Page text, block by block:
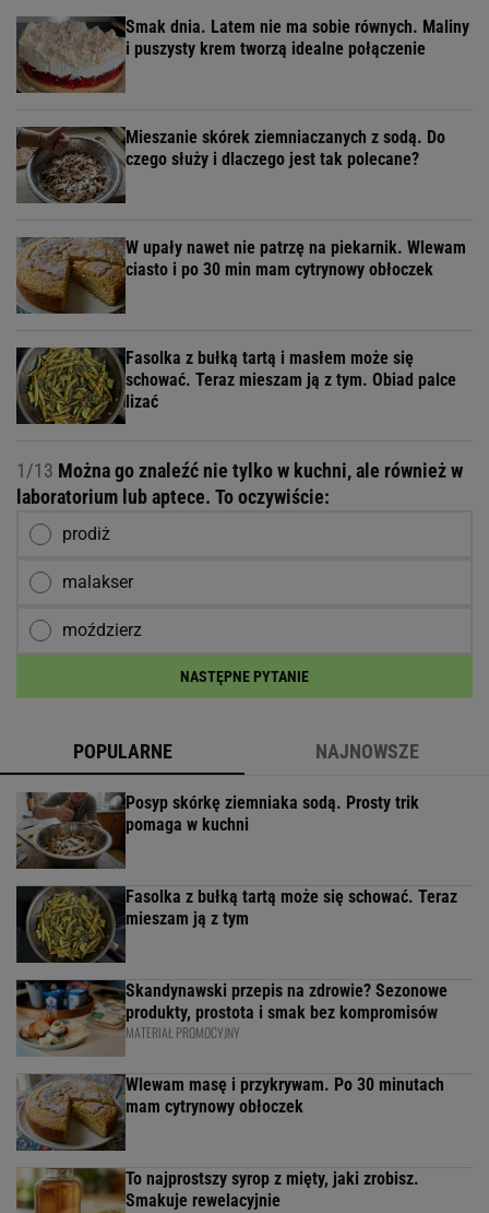
Smak dnia. Latem nie ma sobie równych. Maliny
i puszysty krem tworzą idealne połączenie
Mieszanie skórek ziemniaczanych z sodą. Do
czego służy i dlaczego jest tak polecane?
W upały nawet nie patrzę na piekarnik. Wlewam
ciasto i po 30 min mam cytrynowy obłoczek
Fasolka z bułką tartą i masłem może się
schować. Teraz mieszam ją z tym. Obiad palce
lizać
1/13 Można go znaleźć nie tylko w kuchni, ale również w
laboratorium lub aptece. To oczywiście:
prodiż
malakser
moździerz
NASTĘPNE PYTANIE
POPULARNE NAJNOWSZE
Posyp skórkę ziemniaka sodą. Prosty trik
pomaga w kuchni
Fasolka z bułką tartą może się schować. Teraz
mieszam ją z tym
Skandynawski przepis na zdrowie? Sezonowe
produkty, prostota i smak bez kompromisów
MATERIAŁ PROMOCYJNY
Wlewam masę i przykrywam. Po 30 minutach
mam cytrynowy obłoczek
To najprostszy syrop z mięty, jaki zrobisz.
Smakuje rewelacyjnie